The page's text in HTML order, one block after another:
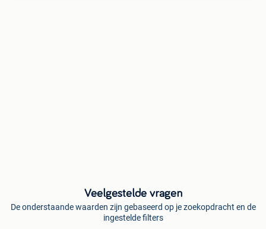
Veelgestelde vragen
De onderstaande waarden zijn gebaseerd op je zoekopdracht en de
ingestelde filters